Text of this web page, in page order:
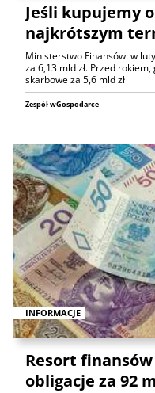
Jeśli kupujemy
najkrótszym
Ministerstwo Finansów: w
za 6,13 mld zł. Przed
skarbowe za 5,6 mld zł
Zespół wGospodarce
INFORMACJE
Resort
obligacje za 92